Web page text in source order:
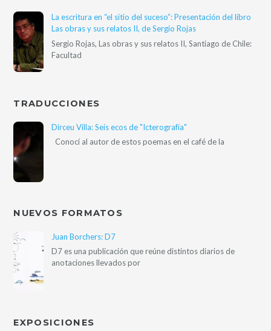
La escritura en “el sitio del suceso”: Presentación del libro
Las obras y sus relatos II, de Sergio Rojas
Sergio Rojas, Las obras y sus relatos II, Santiago de Chile:
Facultad
TRADUCCIONES
Dirceu Villa: Seis ecos de "Icterografía"
Conocí al autor de estos poemas en el café de la
NUEVOS FORMATOS
Juan Borchers: D7
D7 es una publicación que reúne distintos diarios de
anotaciones llevados por
EXPOSICIONES